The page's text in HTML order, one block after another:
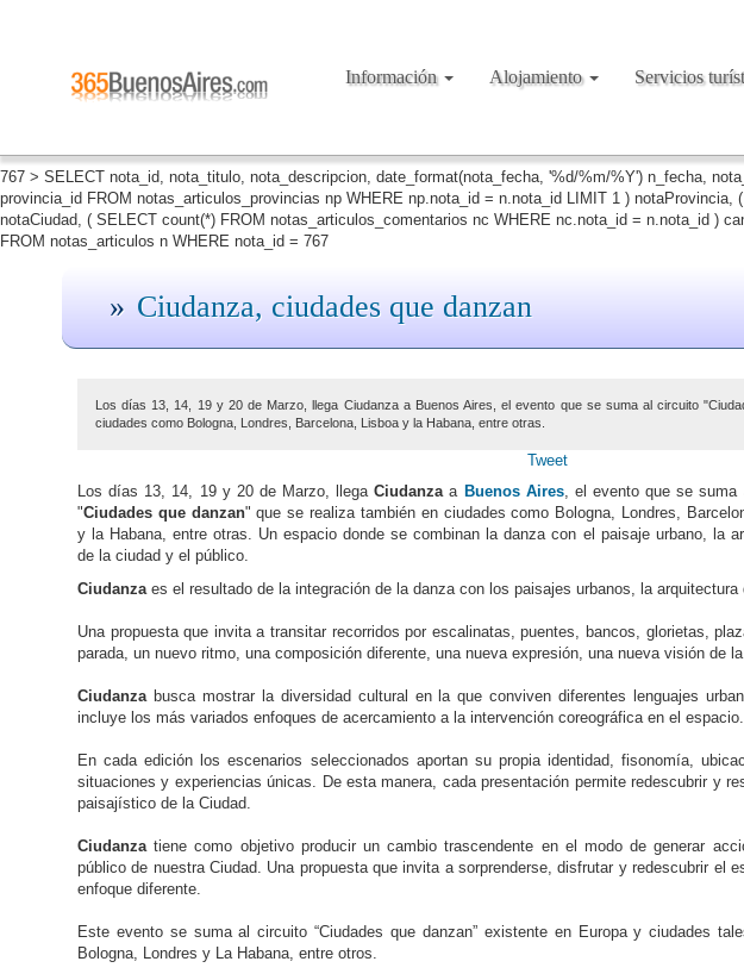
767 > SELECT nota_id, nota_titulo, nota_descripcion, date_format(nota_fecha, '%d/%m/%Y') n_fecha,
provincia_id FROM notas_articulos_provincias np WHERE np.nota_id = n.nota_id LIMIT 1 )
notaCiudad, ( SELECT count(*) FROM notas_articulos_comentarios nc WHERE nc.nota_id = n.nota_id )
FROM notas_articulos n WHERE nota_id = 767
Información Alojamiento Servicios
Ciudanza, ciudades que danzan
Los días 13, 14, 19 y 20 de Marzo, llega Ciudanza a Buenos Aires, el evento que se suma al circuito
ciudades como Bologna, Londres, Barcelona, Lisboa y la Habana, entre otras.
Tweet
Los días 13, 14, 19 y 20 de Marzo, llegaCiudanzaa Buenos Aires, el evento que se suma
"Ciudades que danzan" que se realiza también en ciudades como Bologna, Londres,
y la Habana, entre otras. Un espacio donde se combinan la danza con el paisaje urbano, la
de la ciudad y el público.
Ciudanzaes el resultado de la integración de la danza con los paisajes urbanos, la
Una propuesta que invita a transitar recorridos por escalinatas, puentes, bancos, glorietas,
parada, un nuevo ritmo, una composición diferente, una nueva expresión, una nueva visión de
Ciudanzabusca mostrar la diversidad cultural en la que conviven diferentes lenguajes
incluye los más variados enfoques de acercamiento a la intervención coreográfica en el espacio.
En cada edición los escenarios seleccionados aportan su propia identidad, fisonomía,
situaciones y experiencias únicas. De esta manera, cada presentación permite redescubrir y
paisajístico de la Ciudad.
Ciudanzatiene como objetivo producir un cambio trascendente en el modo de generar
público de nuestra Ciudad. Una propuesta que invita a sorprenderse, disfrutar y redescubrir el
enfoque diferente.
Este evento se suma al circuito “Ciudades que danzan” existente en Europa y ciudades
Bologna, Londres y La Habana, entre otros.